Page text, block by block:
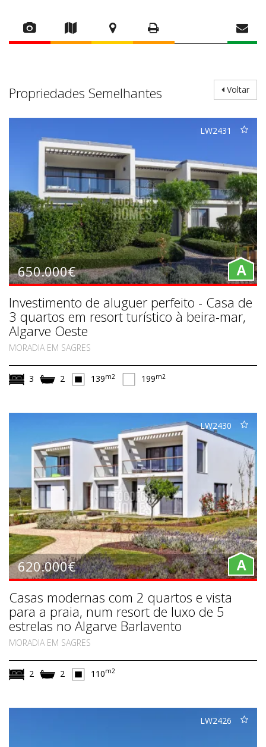
Voltar
Propriedades Semelhantes
LW2431
650.000€ A
Investimento de aluguer perfeito - Casa de
3 quartos em resort turístico à beira-mar,
Algarve Oeste
MORADIA EM SAGRES
3 2 139m2 199m2
LW2430
620.000€ A
Casas modernas com 2 quartos e vista
para a praia, num resort de luxo de 5
estrelas no Algarve Barlavento
MORADIA EM SAGRES
2 2 110m2
LW2426